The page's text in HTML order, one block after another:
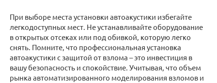
При выборе места установки автоакустики избегайте
легкодоступных мест. Не устанавливайте оборудование
в открытых отсеках или под обивкой, которую легко
снять. Помните, что профессиональная установка
автоакустики с защитой от взлома – это инвестиция в
вашу безопасность и спокойствие. Учитывая, что объем
рынка автоматизированного моделирования взломов и